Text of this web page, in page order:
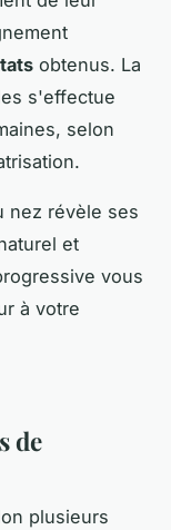
obtenus. La
s'effectue
selon
nez révèle ses
et
vous
à votre
de
plusieurs